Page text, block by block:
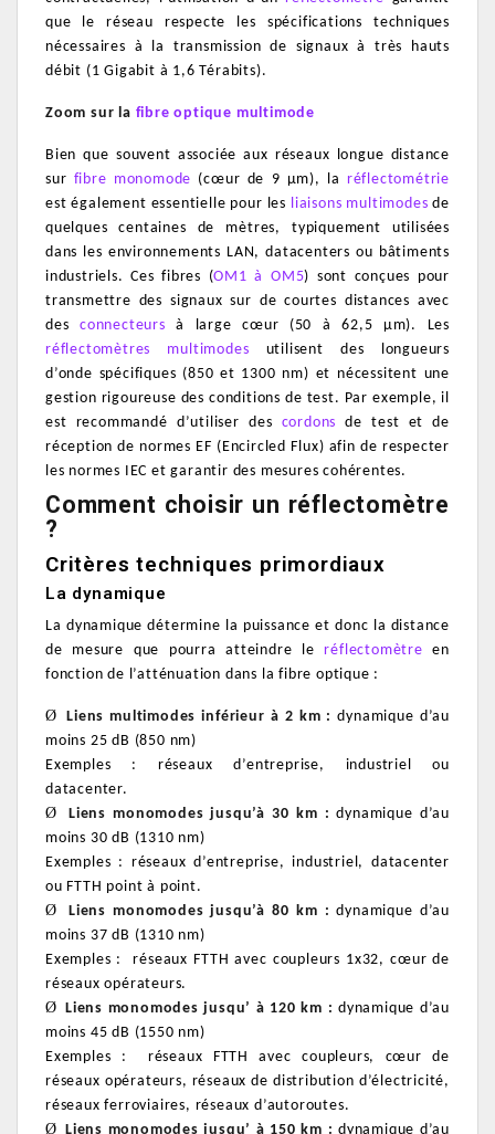
que le réseau respecte les spécifications techniques
nécessaires à la transmission de signaux à très hauts
débit (1 Gigabit à 1,6 Térabits).
Zoom sur la fibre optique multimode
Bien que souvent associée aux réseaux longue distance
sur fibre monomode (cœur de 9 µm), la réflectométrie
est également essentielle pour les liaisons multimodesde
quelques centaines de mètres, typiquement utilisées
dans les environnements LAN, datacenters ou bâtiments
industriels. Ces fibres (OM1 à OM5) sont conçues pour
transmettre des signaux sur de courtes distances avec
des connecteurs
à large cœur (50 à 62,5 µm). Les
réflectomètres multimodes utilisent des longueurs
d’onde spécifiques (850 et 1300 nm) et nécessitent une
gestion rigoureuse des conditions de test. Par exemple, il
est recommandé d’utiliser des cordons
de test et de
réception de normes EF (Encircled Flux) afin de respecter
les normes IEC et garantir des mesures cohérentes.
Comment choisir un réflectomètre
?
Critères techniques primordiaux
La dynamique
La dynamique détermine la puissance et donc la distance
de mesure que pourra atteindre leréflectomètre
en
fonction de l’atténuation dans la fibre optique :
Ø Liens multimodes inférieur à 2 km : dynamique d’au
moins 25 dB (850 nm)
Exemples : réseaux d’entreprise, industriel ou
datacenter.
Ø
Liens monomodes jusqu’à 30 km : dynamique d’au
moins 30 dB (1310 nm)
Exemples : réseaux d’entreprise, industriel, datacenter
ou FTTH point à point.
Ø
Liens monomodes jusqu’à 80 km : dynamique d’au
moins 37 dB (1310 nm)
Exemples :
réseaux FTTH avec coupleurs 1x32, cœur de
réseaux opérateurs.
Ø Liens monomodes jusqu’ à 120 km : dynamique d’au
moins 45 dB (1550 nm)
Exemples :
réseaux FTTH avec coupleurs, cœur de
réseaux opérateurs, réseaux de distribution d’électricité,
réseaux ferroviaires, réseaux d’autoroutes.
Ø Liens monomodes jusqu’ à 150 km : dynamique d’au